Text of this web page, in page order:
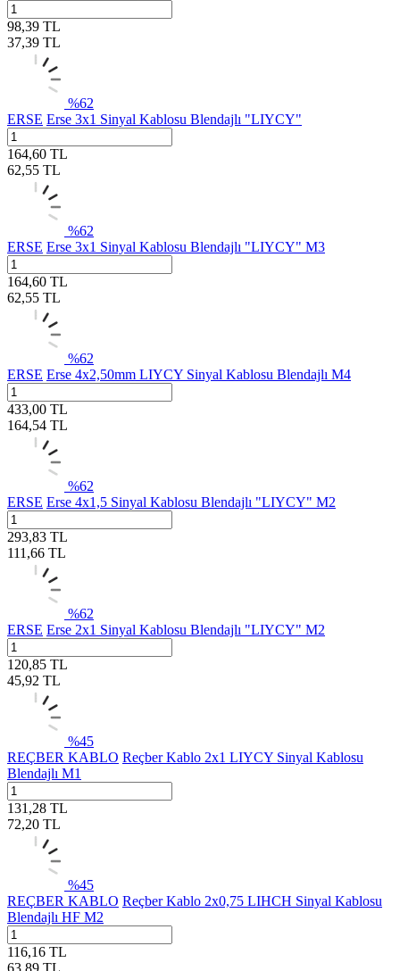
98,39 TL
37,39 TL
%62
ERSE Erse 3x1 Sinyal Kablosu Blendajlı "LIYCY"
164,60 TL
62,55 TL
%62
ERSE Erse 3x1 Sinyal Kablosu Blendajlı "LIYCY" M3
164,60 TL
62,55 TL
%62
ERSE Erse 4x2,50mm LIYCY Sinyal Kablosu Blendajlı M4
433,00 TL
164,54 TL
%62
ERSE Erse 4x1,5 Sinyal Kablosu Blendajlı "LIYCY" M2
293,83 TL
111,66 TL
%62
ERSE Erse 2x1 Sinyal Kablosu Blendajlı "LIYCY" M2
120,85 TL
45,92 TL
%45
REÇBER KABLO Reçber Kablo 2x1 LIYCY Sinyal Kablosu
Blendajlı M1
131,28 TL
72,20 TL
%45
REÇBER KABLO Reçber Kablo 2x0,75 LIHCH Sinyal Kablosu
Blendajlı HF M2
116,16 TL
63,89 TL